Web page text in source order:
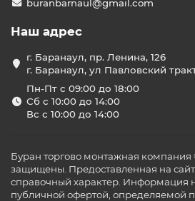
buranbarnaul@gmail.com
Наш адрес
г. Баранаул, пр. Ленина, 126
г. Баранаул, ул Павловский
Пн-Пт с 09:00 до 18:00
Сб с 10:00 до 14:00
Вс с 10:00 до 14:00
Буран торгово монтажная
защищены. Предоставленная на
справочный характер. Информация
публичной офертой, определяемой